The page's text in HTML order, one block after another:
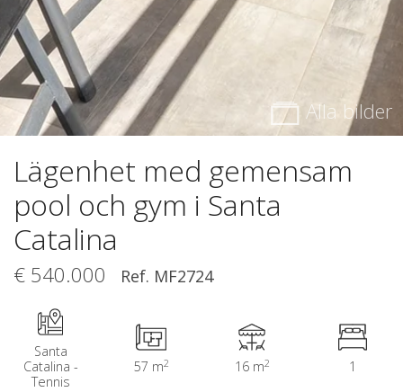
Alla bilder
Lägenhet med gemensam
pool och gym i Santa
Catalina
€ 540.000 Ref. MF2724
Santa
Catalina -
Tennis
57 m2 16 m2 1